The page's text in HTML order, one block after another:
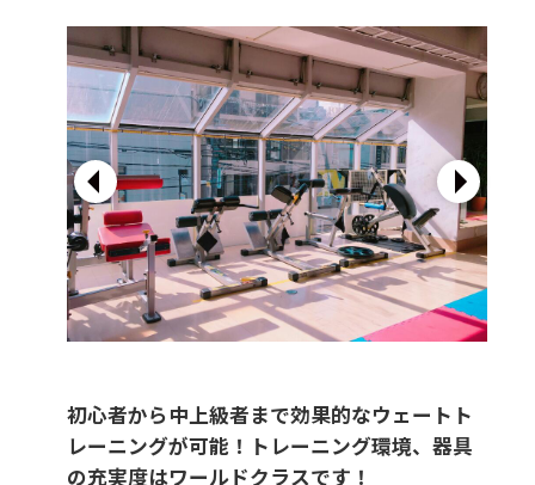
初心者から中上級者まで効果的なウェートト
レーニングが可能！トレーニング環境、器具
の充実度はワールドクラスです！